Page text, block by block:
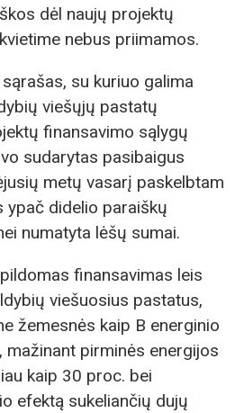
dėl naujų projektų
nebus priimamos.
su kuriuo galima
viešųjų pastatų
finansavimo sąlygų
sudarytas pasibaigus
metų vasarį paskelbtam
ypač didelio paraiškų
numatyta lėšų sumai.
finansavimas leis
viešuosius pastatus,
žemesnės kaip B energinio
mažinant pirminės energijos
kaip 30 proc. bei
efektą sukeliančių dujų